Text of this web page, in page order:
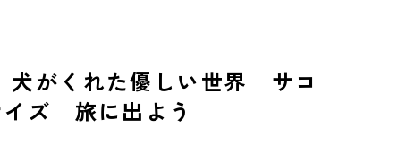
犬がくれた優しい世界 サコ
イズ 旅に出よう